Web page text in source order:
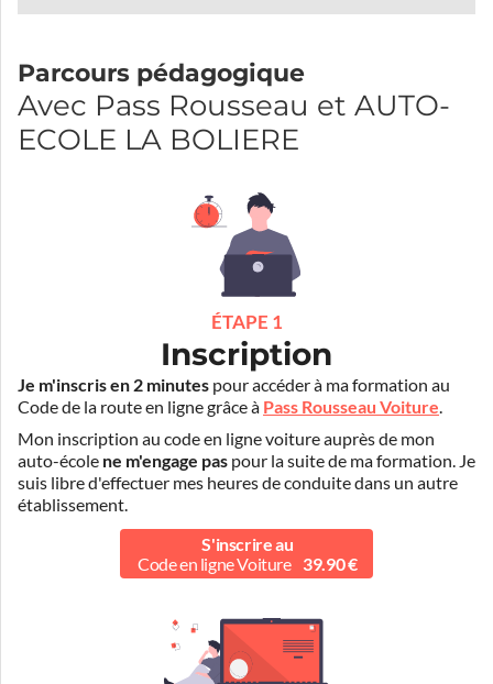
Parcours pédagogique
Avec Pass Rousseau et AUTO-
ECOLE LA BOLIERE
ÉTAPE 1
Inscription
Je m'inscris en 2 minutes pour accéder à ma formation au
Code de la route en ligne grâce à Pass Rousseau Voiture.
Mon inscription au code en ligne voiture auprès de mon
auto-école ne m'engage pas pour la suite de ma formation. Je
suis libre d'effectuer mes heures de conduite dans un autre
établissement.
S'inscrire au
Code en ligne Voiture
39.90 €